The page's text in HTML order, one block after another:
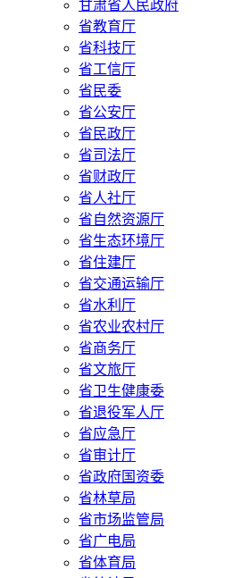
甘肃省人民政府
省教育厅
省科技厅
省工信厅
省民委
省公安厅
省民政厅
省司法厅
省财政厅
省人社厅
省自然资源厅
省生态环境厅
省住建厅
省交通运输厅
省水利厅
省农业农村厅
省商务厅
省文旅厅
省卫生健康委
省退役军人厅
省应急厅
省审计厅
省政府国资委
省林草局
省市场监管局
省广电局
省体育局